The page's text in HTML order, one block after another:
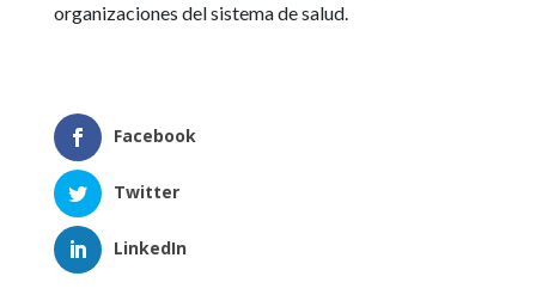
organizaciones del sistema de salud.
Facebook
Twitter
LinkedIn